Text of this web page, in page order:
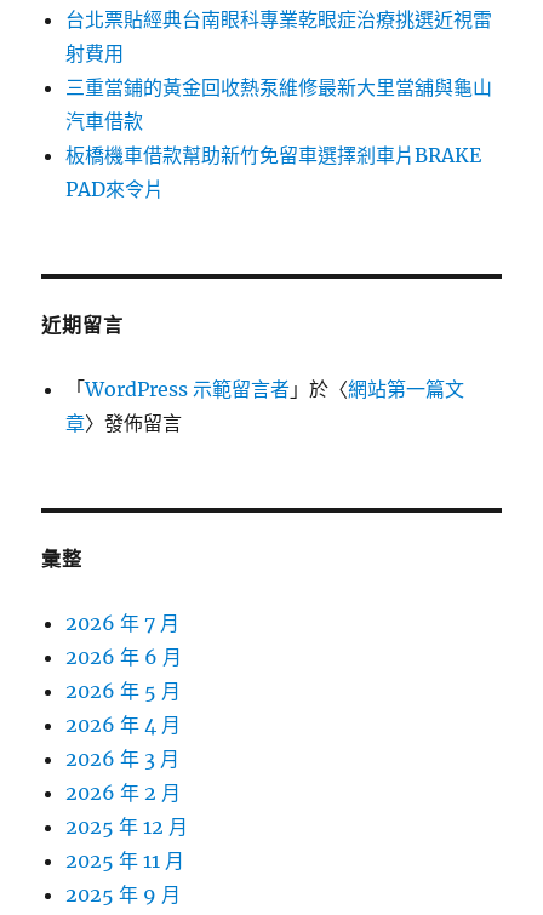
台北票貼經典台南眼科專業乾眼症治療挑選近視雷
射費用
三重當鋪的黃金回收熱泵維修最新大里當舖與龜山
汽車借款
板橋機車借款幫助新竹免留車選擇剎車片BRAKE
PAD來令片
近期留言
「WordPress 示範留言者 」於〈網站第一篇文
章〉發佈留言
彙整
2026 年 7 月
2026 年 6 月
2026 年 5 月
2026 年 4 月
2026 年 3 月
2026 年 2 月
2025 年 12 月
2025 年 11 月
2025 年 9 月